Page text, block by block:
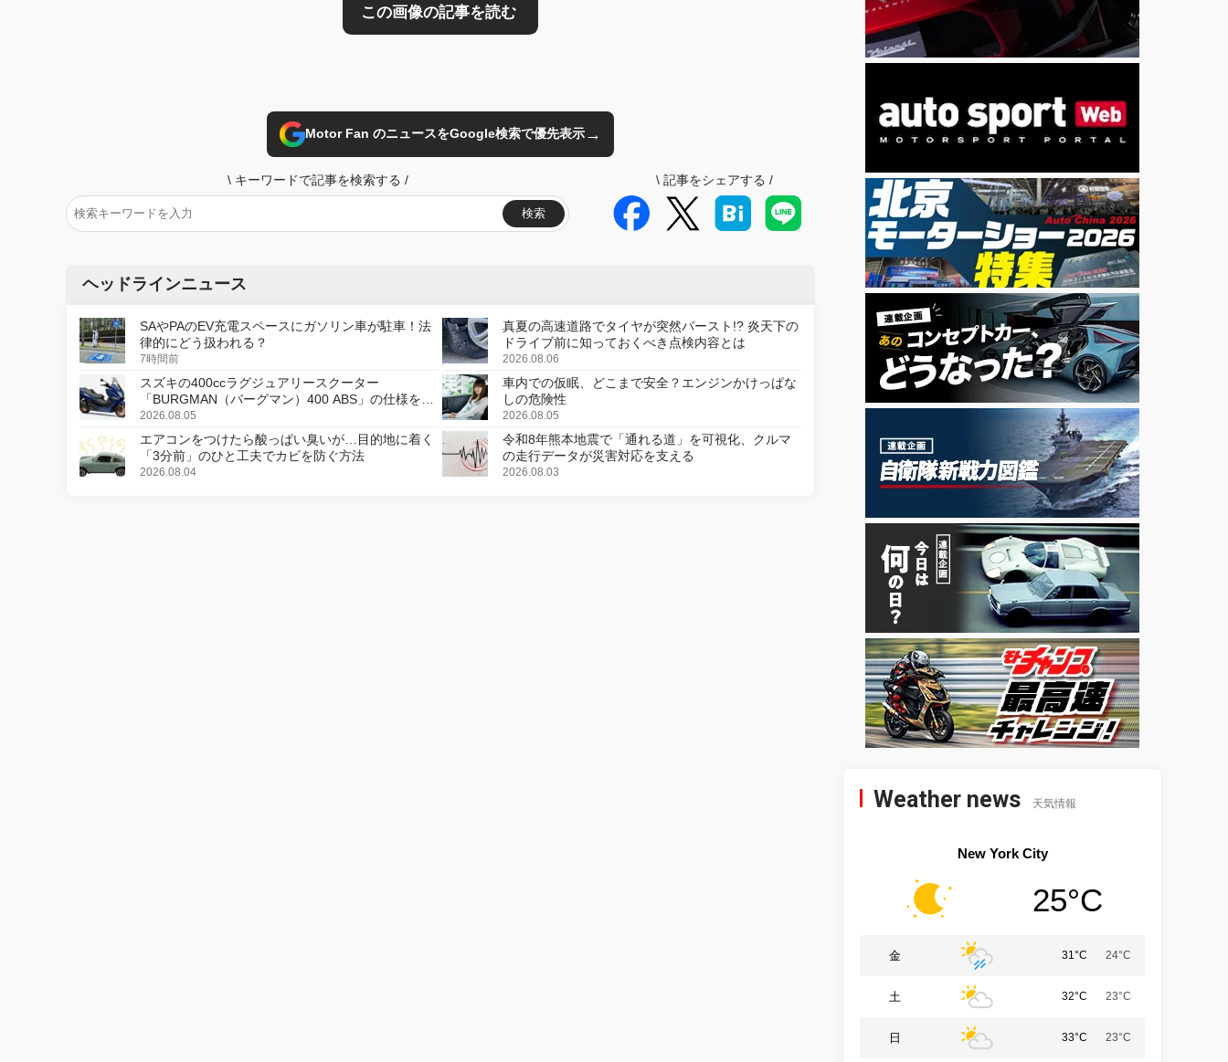
Motor Fan のニュースをGoogle検索で優先表示→
\ キーワードで記事を検索する /
検索
\ 記事をシェアする /
ヘッドラインニュース
SAやPAのEV充電スペースにガソリン車が駐車！法
律的にどう扱われる？
7時間前
真夏の高速道路でタイヤが突然バースト!? 炎天下の
ドライブ前に知っておくべき点検内容とは
2026.08.06
スズキの400ccラグジュアリースクーター
「BURGMAN（バーグマン）400 ABS」の仕様を変
更し、8月18日に発売
2026.08.05
車内での仮眠、どこまで安全？エンジンかけっぱな
しの危険性
2026.08.05
エアコンをつけたら酸っぱい臭いが…目的地に着く
「3分前」のひと工夫でカビを防ぐ方法
2026.08.04
令和8年熊本地震で「通れる道」を可視化、クルマ
の走行データが災害対応を支える
2026.08.03
Weather news 天気情報
New York City
25°C
金 31°C 24°C
土 32°C 23°C
日 33°C 23°C